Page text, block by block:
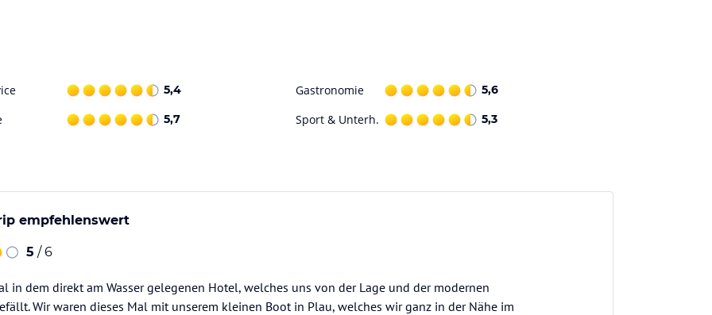
Möglichkeiten, Ihre Freizeit aktiv zu
zu erkunden und die Natur zu
vom Hotel entfernt ist.
Gewähr. Bitte lies vor der Buchung die
5,4 Gastronomie 5,6
5,7 Sport & Unterh. 5,3
empfehlenswert
5 / 6
in dem direkt am Wasser gelegenen Hotel, welches uns von der Lage und der modernen
Wir waren dieses Mal mit unserem kleinen Boot in Plau, welches wir ganz in der Nähe im